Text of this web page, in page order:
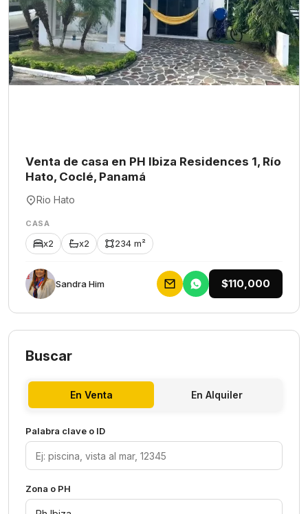
Venta de casa en PH Ibiza Residences 1, Río
Hato, Coclé, Panamá
Rio Hato
CASA
x2 x2 234 m²
Sandra Him $110,000
Buscar
En Venta En Alquiler
Palabra clave o ID
Zona o PH